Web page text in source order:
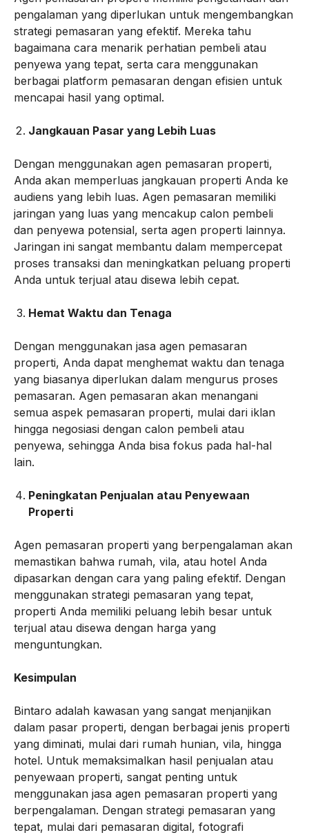
pengalaman yang diperlukan untuk mengembangkan
strategi pemasaran yang efektif. Mereka tahu
bagaimana cara menarik perhatian pembeli atau
penyewa yang tepat, serta cara menggunakan
berbagai platform pemasaran dengan efisien untuk
mencapai hasil yang optimal.
Jangkauan Pasar yang Lebih Luas
Dengan menggunakan agen pemasaran properti,
Anda akan memperluas jangkauan properti Anda ke
audiens yang lebih luas. Agen pemasaran memiliki
jaringan yang luas yang mencakup calon pembeli
dan penyewa potensial, serta agen properti lainnya.
Jaringan ini sangat membantu dalam mempercepat
proses transaksi dan meningkatkan peluang properti
Anda untuk terjual atau disewa lebih cepat.
Hemat Waktu dan Tenaga
Dengan menggunakan jasa agen pemasaran
properti, Anda dapat menghemat waktu dan tenaga
yang biasanya diperlukan dalam mengurus proses
pemasaran. Agen pemasaran akan menangani
semua aspek pemasaran properti, mulai dari iklan
hingga negosiasi dengan calon pembeli atau
penyewa, sehingga Anda bisa fokus pada hal-hal
lain.
Peningkatan Penjualan atau Penyewaan
Properti
Agen pemasaran properti yang berpengalaman akan
memastikan bahwa rumah, vila, atau hotel Anda
dipasarkan dengan cara yang paling efektif. Dengan
menggunakan strategi pemasaran yang tepat,
properti Anda memiliki peluang lebih besar untuk
terjual atau disewa dengan harga yang
menguntungkan.
Kesimpulan
Bintaro adalah kawasan yang sangat menjanjikan
dalam pasar properti, dengan berbagai jenis properti
yang diminati, mulai dari rumah hunian, vila, hingga
hotel. Untuk memaksimalkan hasil penjualan atau
penyewaan properti, sangat penting untuk
menggunakan jasa agen pemasaran properti yang
berpengalaman. Dengan strategi pemasaran yang
tepat, mulai dari pemasaran digital, fotografi